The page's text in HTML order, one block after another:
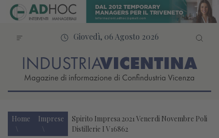
Giovedì, 06 Agosto 2026
Home Imprese
Spirito Impresa 2021 Venerdi Novembre Poli
Distillerie I V16862